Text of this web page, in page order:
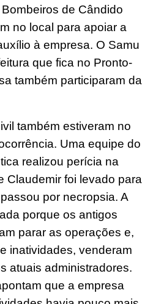
de Cândido
no local para apoiar a
à empresa. O Samu
que fica no Pronto-
também participaram da
também estiveram no
Uma equipe do
realizou perícia na
Claudemir foi levado para
por necropsia. A
porque os antigos
parar as operações e,
inatividades, venderam
atuais administradores.
que a empresa